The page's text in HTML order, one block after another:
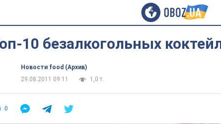
10 безалкогольных
Новости food (Архив)
29.08.2011 09:11
1,0 т.
0